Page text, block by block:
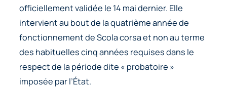
officiellement validée le 14 mai dernier. Elle
intervient au bout de la quatrième année de
fonctionnement de Scola corsa et non au terme
des habituelles cinq années requises dans le
respect de la période dite « probatoire »
imposée par l’État.